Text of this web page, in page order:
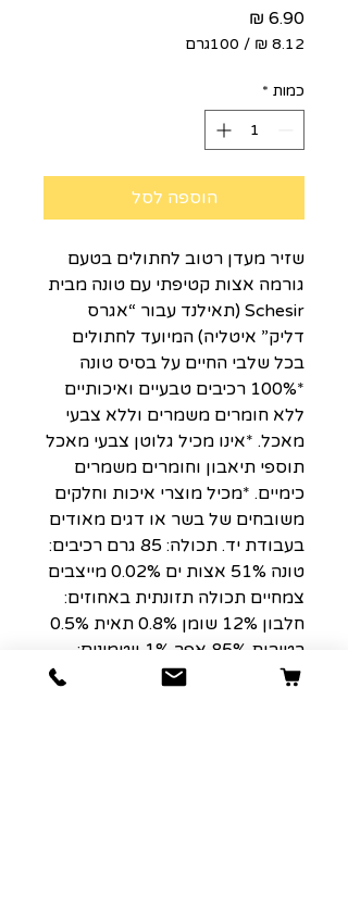
/ 100גרם
לכל
100
כמות *
הוספה לסל
שזיר מעדן רטוב לחתולים בטעם
גורמה אצות קטיפתי עם טונה מבית
Schesir (תאילנד עבור “אגרס
דליק” איטליה) המיועד לחתולים
בכל שלבי החיים על בסיס טונה
*100% רכיבים טבעיים ואיכותיים
ללא חומרים משמרים וללא צבעי
מאכל. *אינו מכיל גלוטן צבעי מאכל
תוספי תיאבון וחומרים משמרים
כימיים. *מכיל מוצרי איכות וחלקים
משובחים של בשר או דגים מאודים
בעבודת יד. תכולה: 85 גרם רכיבים:
טונה 51% אצות ים 0.02% מייצבים
צמחיים תכולה תזונתית באחוזים:
חלבון 12% שומן 0.8% תאית 0.5%
רטיבות 85% אפר 1% ויטמינים:
ויטמין E במינון 15 מ”ג/ק”ג ויטמין